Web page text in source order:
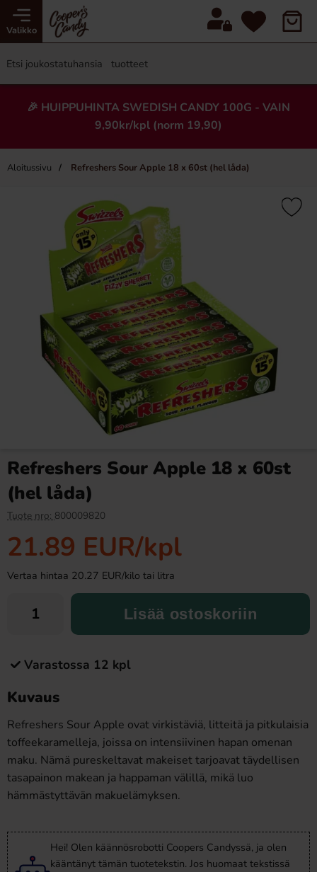
Valikko
🎉 HUIPPUHINTA SWEDISH CANDY 100G - VAIN
9,90kr/kpl (norm 19,90)
Aloitussivu Refreshers Sour Apple 18 x 60st (hel låda)
×
Pommac 33cl
Osta
Mino Zero Citron & Persika
Refreshers Sour Apple 18 x 60st
(hel låda)
Tuote nro: 800009820
21.89 EUR/kpl
Vertaa hintaa 20.27 EUR/kilo tai litra
Lisää ostoskoriin
Varastossa 12 kpl
Kuvaus
Refreshers Sour Apple ovat virkistäviä, litteitä ja pitkulaisia
toffeekaramelleja, joissa on intensiivinen hapan omenan
maku. Nämä pureskeltavat makeiset tarjoavat täydellisen
tasapainon makean ja happaman välillä, mikä luo
hämmästyttävän makuelämyksen.
Hei! Olen käännösrobotti Coopers Candyssä, ja olen
kääntänyt tämän tuotetekstin. Jos huomaat tekstissä